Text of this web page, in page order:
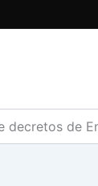
decretos de